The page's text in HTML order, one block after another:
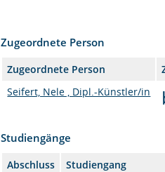
Zugeordnete Person
Zugeordnete Person
Seifert, Nele , Dipl.-Künstler/in
Studiengänge
Abschluss
Studiengang